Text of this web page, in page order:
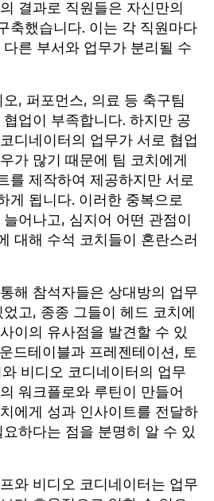
결과로 직원들은 자신만의
축했습니다. 이는 각 직원마다
른 부서와 업무가 분리될 수
, 퍼포먼스, 의료 등 축구팀
업이 부족합니다. 하지만 공
디네이터의 업무가 서로 협업
가 많기 때문에 팀 코치에게
를 제작하여 제공하지만 서로
게 됩니다. 이러한 중복으로
어나고, 심지어 어떤 관점이
대해 수석 코치들이 혼란스러
해 참석자들은 상대방의 업무
고, 종종 그들이 헤드 코치에
이의 유사점을 발견할 수 있
드테이블과 프레젠테이션, 토
비디오 코디네이터의 업무
워크플로와 루틴이 만들어
에게 성과 인사이트를 전달하
하다는 점을 분명히 알 수 있
와 비디오 코디네이터는 업무